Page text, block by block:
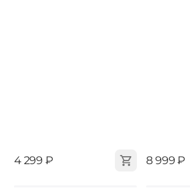
‍4 299‍ ₽ ‍8 999‍₽